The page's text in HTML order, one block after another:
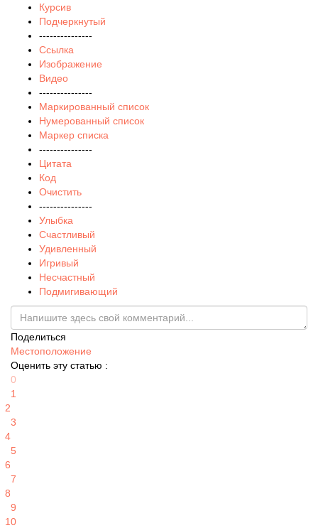
Курсив
Подчеркнутый
---------------
Ссылка
Изображение
Видео
---------------
Маркированный список
Нумерованный список
Маркер списка
---------------
Цитата
Код
Очистить
---------------
Улыбка
Счастливый
Удивленный
Игривый
Несчастный
Подмигивающий
Поделиться
Местоположение
Оценить эту статью :
0
1
2
3
4
5
6
7
8
9
10